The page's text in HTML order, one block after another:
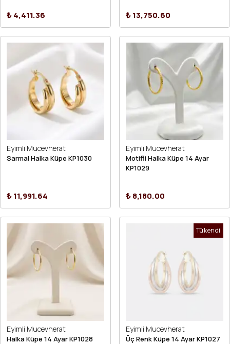
₺ 4,411.36 ₺ 13,750.60
Eyimli Mucevherat
Sarmal Halka Küpe KP1030
₺ 11,991.64
Eyimli Mucevherat
Motifli Halka Küpe 14 Ayar
KP1029
₺ 8,180.00
Eyimli Mucevherat
Halka Küpe 14 Ayar KP1028
Tükendi
Eyimli Mucevherat
Üç Renk Küpe 14 Ayar KP1027